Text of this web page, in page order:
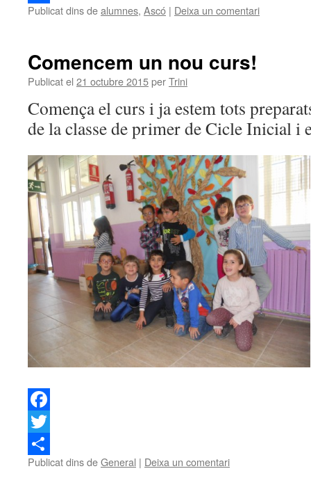
Comparteix
Publicat dins dealumnes, Ascó | Deixa un comentari
Comencem un nou curs!
Publicat el 21 octubre 2015perTrini
Comença el curs i ja estem tots
de la classe de primer de Cicle Inicial i
Facebook
Twitter
Comparteix
Publicat dins deGeneral | Deixa un comentari